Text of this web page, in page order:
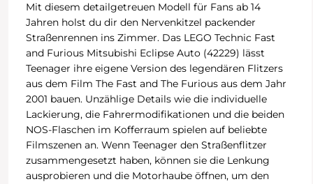
Mit diesem detailgetreuen Modell für Fans ab 14
Jahren holst du dir den Nervenkitzel packender
Straßenrennen ins Zimmer. Das LEGO Technic Fast
and Furious Mitsubishi Eclipse Auto (42229) lässt
Teenager ihre eigene Version des legendären Flitzers
aus dem Film The Fast and The Furious aus dem Jahr
2001 bauen. Unzählige Details wie die individuelle
Lackierung, die Fahrermodifikationen und die beiden
NOS-Flaschen im Kofferraum spielen auf beliebte
Filmszenen an. Wenn Teenager den Straßenflitzer
zusammengesetzt haben, können sie die Lenkung
ausprobieren und die Motorhaube öffnen, um den